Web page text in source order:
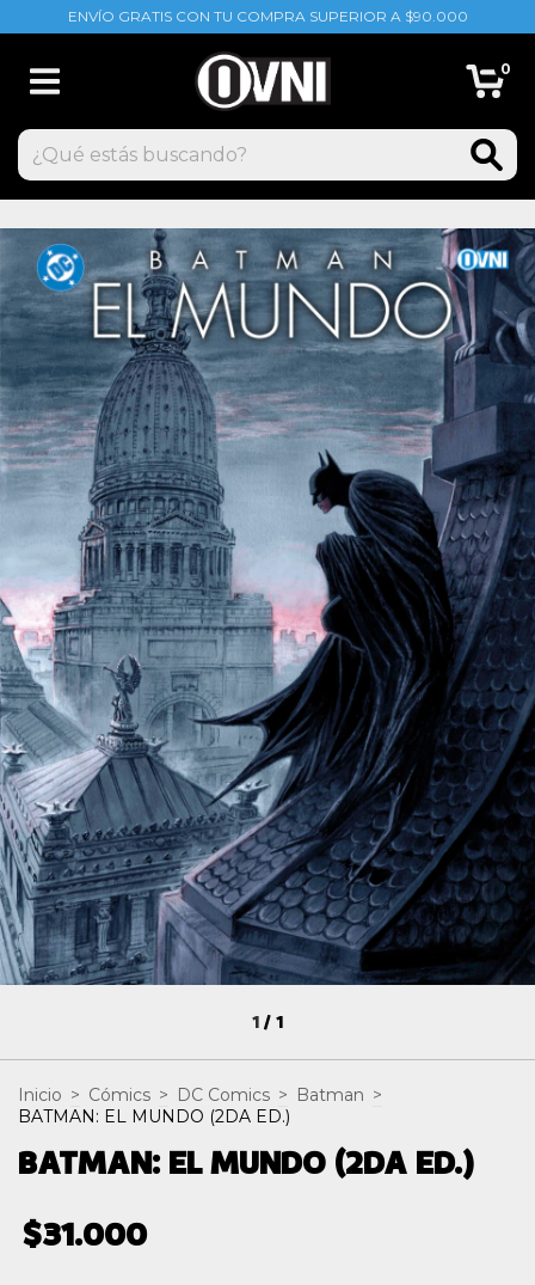
ENVÍO GRATIS CON TU COMPRA SUPERIOR A $90.000
0
1/1
Inicio > Cómics > DC Comics > Batman >
BATMAN: EL MUNDO (2DA ED.)
BATMAN: EL MUNDO (2DA ED.)
$31.000